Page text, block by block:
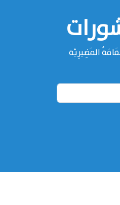
المَضِيرِيَّة